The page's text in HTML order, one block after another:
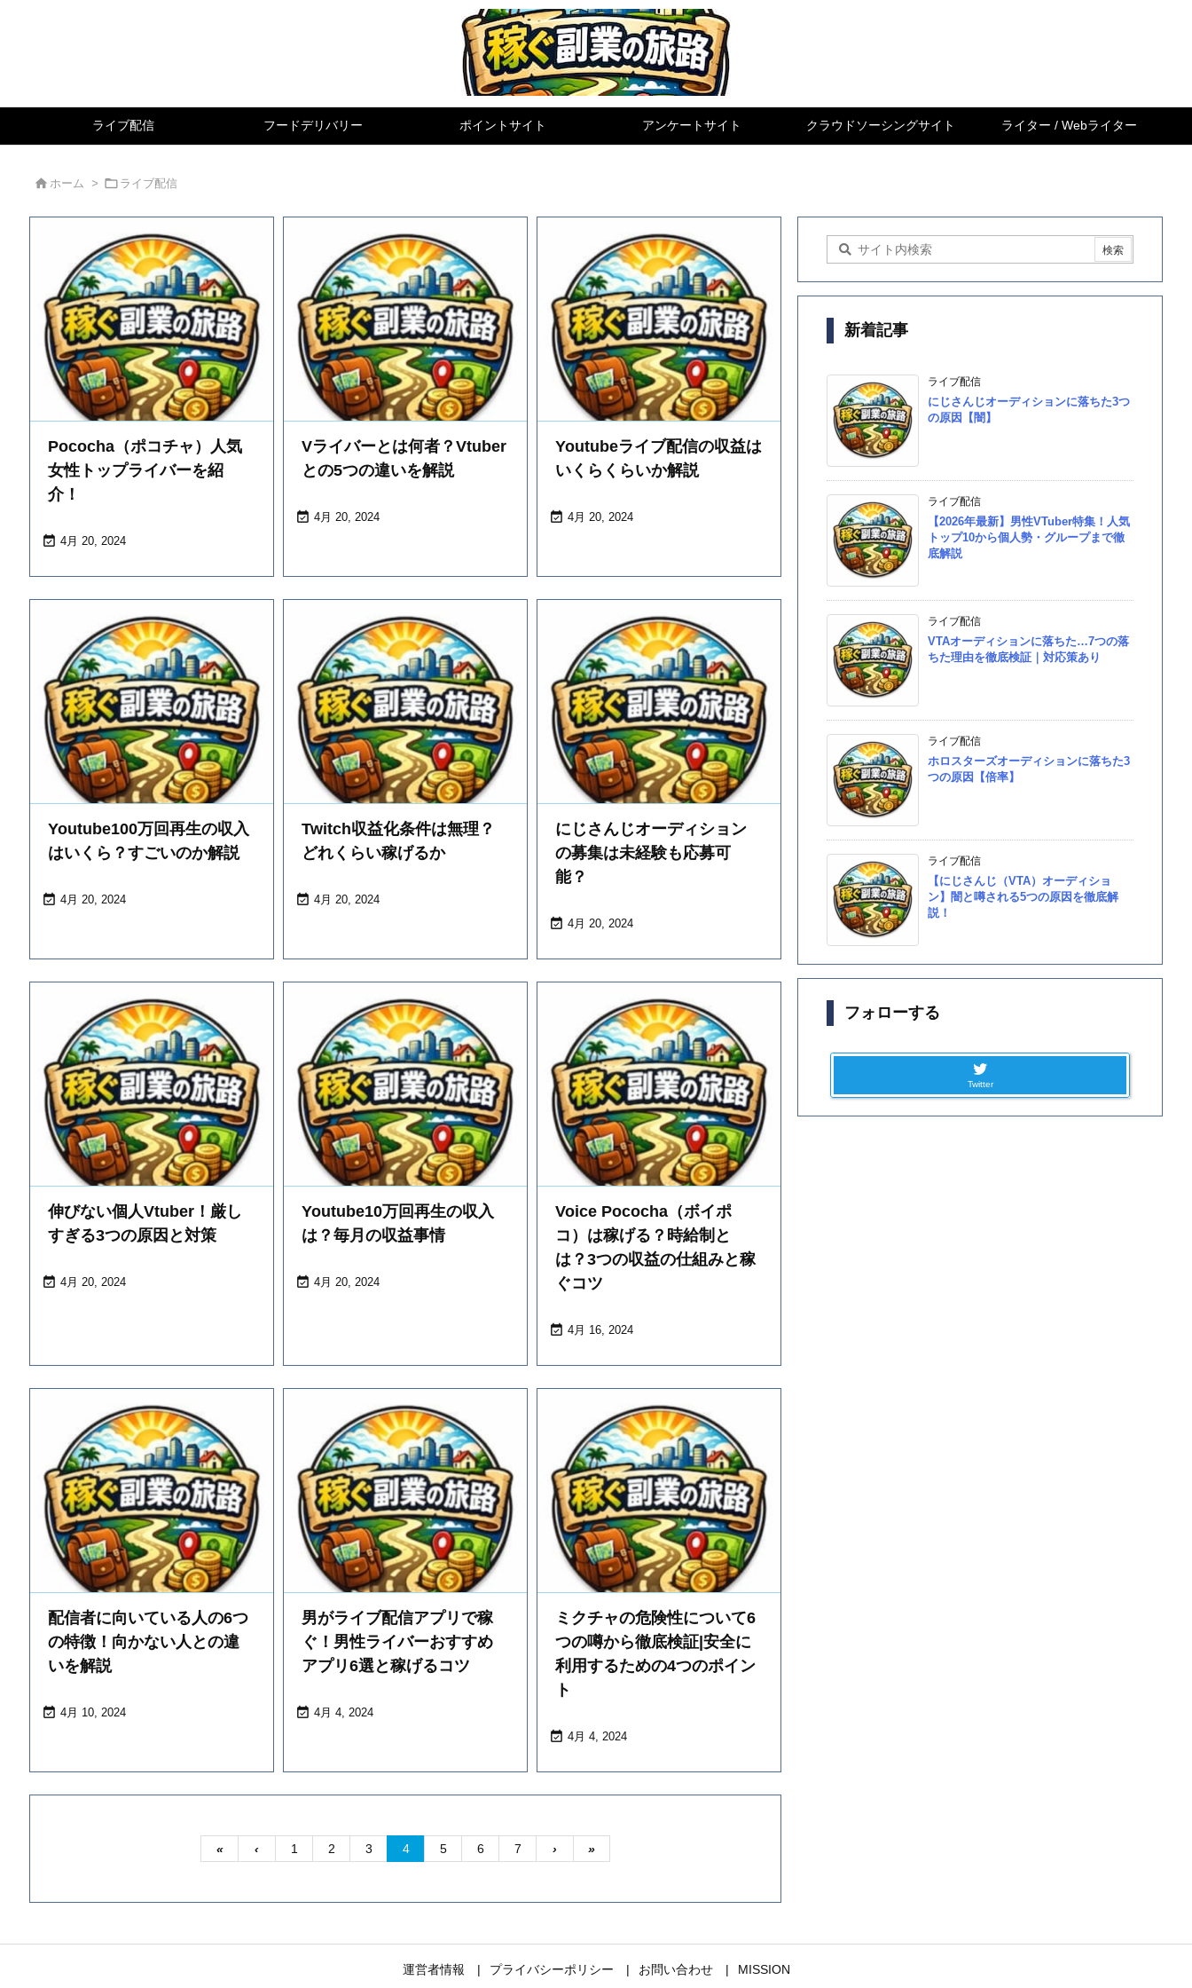
ライブ配信 フードデリバリー ポイントサイト アンケートサイト クラウドソーシングサイト ライター / Webライター
 ホーム >  ライブ配信
Pococha（ポコチャ）人気
女性トップライバーを紹
介！
 4月 20, 2024
Vライバーとは何者？Vtuber
との5つの違いを解説
 4月 20, 2024
Youtubeライブ配信の収益は
いくらくらいか解説
 4月 20, 2024
Youtube100万回再生の収入
はいくら？すごいのか解説
 4月 20, 2024
Twitch収益化条件は無理？
どれくらい稼げるか
 4月 20, 2024
にじさんじオーディション
の募集は未経験も応募可
能？
 4月 20, 2024
伸びない個人Vtuber！厳し
すぎる3つの原因と対策
 4月 20, 2024
Youtube10万回再生の収入
は？毎月の収益事情
 4月 20, 2024
Voice Pococha（ボイポ
コ）は稼げる？時給制と
は？3つの収益の仕組みと稼
ぐコツ
 4月 16, 2024
配信者に向いている人の6つ
の特徴！向かない人との違
いを解説
 4月 10, 2024
男がライブ配信アプリで稼
ぐ！男性ライバーおすすめ
アプリ6選と稼げるコツ
 4月 4, 2024
ミクチャの危険性について6
つの噂から徹底検証|安全に
利用するための4つのポイン
ト
 4月 4, 2024
« ‹ 1 2 3 4 5 6 7 › »
新着記事
ライブ配信
にじさんじオーディションに落ちた3つ
の原因【闇】
ライブ配信
【2026年最新】男性VTuber特集！人気
トップ10から個人勢・グループまで徹
底解説
ライブ配信
VTAオーディションに落ちた…7つの落
ちた理由を徹底検証｜対応策あり
ライブ配信
ホロスターズオーディションに落ちた3
つの原因【倍率】
ライブ配信
【にじさんじ（VTA）オーディショ
ン】闇と噂される5つの原因を徹底解
説！
フォローする
Twitter
運営者情報 プライバシーポリシー お問い合わせ MISSION